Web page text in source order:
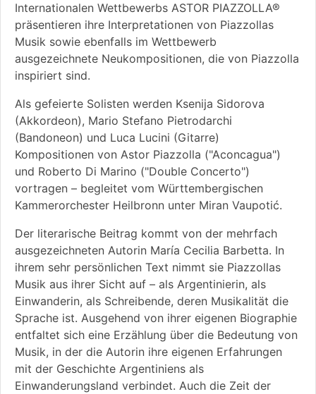
Internationalen Wettbewerbs ASTOR PIAZZOLLA®
präsentieren ihre Interpretationen von Piazzollas
Musik sowie ebenfalls im Wettbewerb
ausgezeichnete Neukompositionen, die von Piazzolla
inspiriert sind.
Als gefeierte Solisten werden Ksenija Sidorova
(Akkordeon), Mario Stefano Pietrodarchi
(Bandoneon) und Luca Lucini (Gitarre)
Kompositionen von Astor Piazzolla ("Aconcagua")
und Roberto Di Marino ("Double Concerto")
vortragen – begleitet vom Württembergischen
Kammerorchester Heilbronn unter Miran Vaupotić.
Der literarische Beitrag kommt von der mehrfach
ausgezeichneten Autorin María Cecilia Barbetta. In
ihrem sehr persönlichen Text nimmt sie Piazzollas
Musik aus ihrer Sicht auf – als Argentinierin, als
Einwanderin, als Schreibende, deren Musikalität die
Sprache ist. Ausgehend von ihrer eigenen Biographie
entfaltet sich eine Erzählung über die Bedeutung von
Musik, in der die Autorin ihre eigenen Erfahrungen
mit der Geschichte Argentiniens als
Einwanderungsland verbindet. Auch die Zeit der